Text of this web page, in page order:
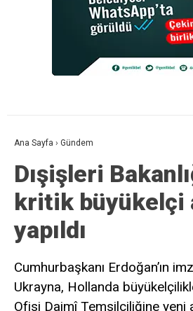
Ana Sayfa › Gündem
Dışişleri
kritik büyükelçi
yapıldı
Cumhurbaşkanı Erdoğan’ın
Ukrayna, Hollanda
Ofisi Daimî Temsilciliğine yeni